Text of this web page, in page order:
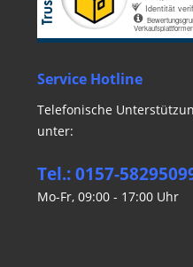
Service Hotline
Telefonische
unter:
Tel.: 0157-
Mo-Fr, 09:00 - 17:00 Uhr